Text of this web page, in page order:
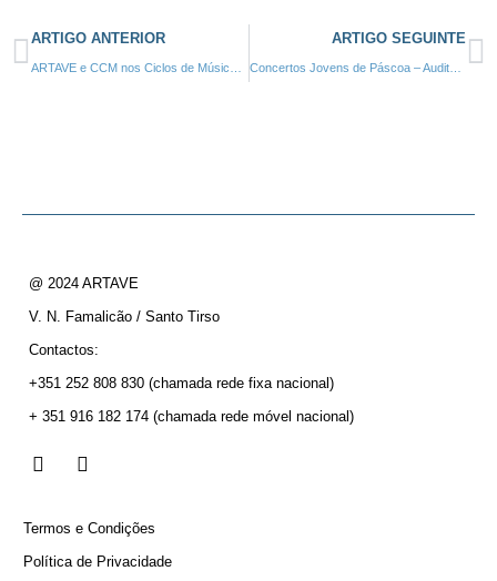
ARTIGO ANTERIOR ARTIGO SEGUINTE
Concertos Jovens de Páscoa – Auditório Pe. António Vieira, Caldas da Saúde – 21 de Março de 2016
@ 2024 ARTAVE
V. N. Famalicão / Santo Tirso
Contactos:
+351 252 808 830 (chamada rede fixa nacional)
+ 351 916 182 174 (chamada rede móvel nacional)
Termos e Condições
Política de Privacidade